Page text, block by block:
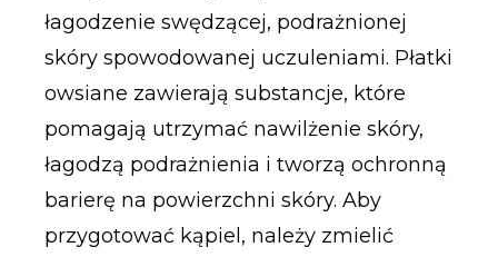
łagodzenie swędzącej, podrażnionej
skóry spowodowanej uczuleniami. Płatki
owsiane zawierają substancje, które
pomagają utrzymać nawilżenie skóry,
łagodzą podrażnienia i tworzą ochronną
barierę na powierzchni skóry. Aby
przygotować kąpiel, należy zmielić